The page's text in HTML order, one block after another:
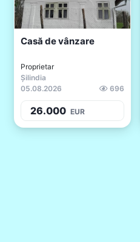
Casă de vânzare
Proprietar
Șilindia
05.08.2026
696
26.000 EUR